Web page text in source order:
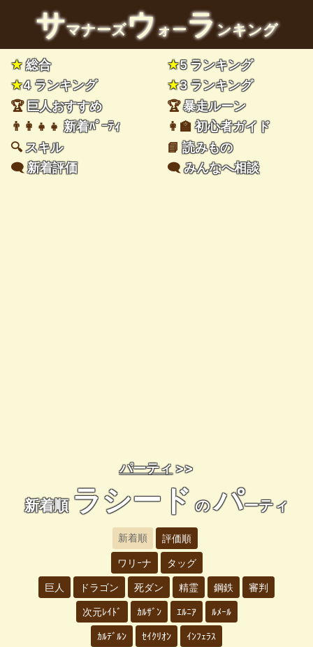
サマナーズウォーランキング
★総合 ★5 ランキング
★4 ランキング ★3 ランキング
🏆巨人おすすめ 🏆暴走ルーン
👨‍👩‍👧‍👧新着ﾊﾟｰﾃｨ 👩‍🏫初心者ガイド
🔍スキル 📘読みもの
🗨️新着評価 🗨️みんなへ相談
パーティ >>
新着順 ラシード のパーティ
新着順 評価順
ワリｰナ タッグ
巨人 ドラゴン 死ダン 精霊 鋼鉄 審判
次元ﾚｲﾄﾞ ｶﾙｻﾞﾝ ｴﾙﾆｱ ﾙﾒｰﾙ
ｶﾙﾃﾞﾙﾝ ｾｲｸﾘｵﾝ ｲﾝﾌｪﾗｽ